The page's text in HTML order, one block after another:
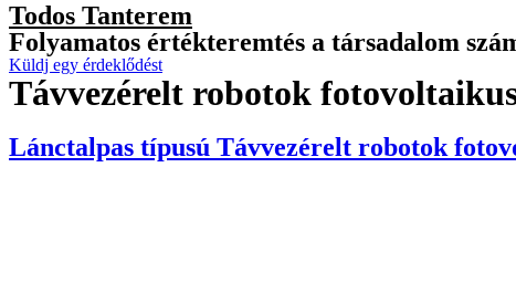
Todos Tanterem
Folyamatos értékteremtés a társadalom
Küldj egy érdeklődést
Távvezérelt robotok
Lánctalpas típusú Távvezérelt robotok